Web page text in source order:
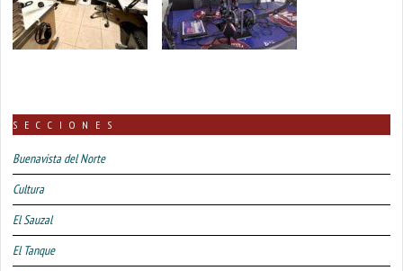
SECCIONES
Buenavista del Norte
Cultura
El Sauzal
El Tanque